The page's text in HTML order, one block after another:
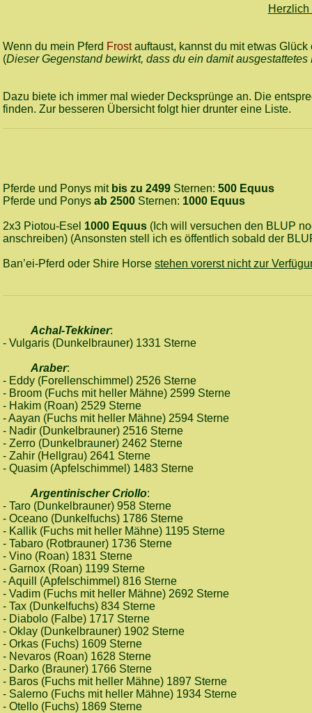
Wenn du mein Pferd Frostauftaust, kannst du mit etwas
(Dieser Gegenstand bewirkt, dass du ein damit
Dazu biete ich immer mal wieder Decksprünge an. Die
finden. Zur besseren Übersicht folgt hier drunter eine Liste.
Pferde und Ponys mit bis zu 2499 Sternen: 500 Equus
Pferde und Ponys ab 2500 Sternen: 1000 Equus
2x3 Piotou-Esel 1000 Equus (Ich will versuchen den BLUP
anschreiben) (Ansonsten stell ich es öffentlich sobald der
Ban’ei-Pferd oder Shire Horse stehen vorerst nicht zur
Achal-Tekkiner:
- Vulgaris (Dunkelbrauner) 1331 Sterne
Araber:
- Eddy (Forellenschimmel) 2526 Sterne
- Broom (Fuchs mit heller Mähne) 2599 Sterne
- Hakim (Roan) 2529 Sterne
- Aayan (Fuchs mit heller Mähne) 2594 Sterne
- Nadir (Dunkelbrauner) 2516 Sterne
- Zerro (Dunkelbrauner) 2462 Sterne
- Zahir (Hellgrau) 2641 Sterne
- Quasim (Apfelschimmel) 1483 Sterne
Argentinischer Criollo:
- Taro (Dunkelbrauner) 958 Sterne
- Oceano (Dunkelfuchs) 1786 Sterne
- Kallik (Fuchs mit heller Mähne) 1195 Sterne
- Tabaro (Rotbrauner) 1736 Sterne
- Vino (Roan) 1831 Sterne
- Garnox (Roan) 1199 Sterne
- Aquill (Apfelschimmel) 816 Sterne
- Vadim (Fuchs mit heller Mähne) 2692 Sterne
- Tax (Dunkelfuchs) 834 Sterne
- Diabolo (Falbe) 1717 Sterne
- Oklay (Dunkelbrauner) 1902 Sterne
- Orkas (Fuchs) 1609 Sterne
- Nevaros (Roan) 1628 Sterne
- Darko (Brauner) 1766 Sterne
- Baros (Fuchs mit heller Mähne) 1897 Sterne
- Salerno (Fuchs mit heller Mähne) 1934 Sterne
- Otello (Fuchs) 1869 Sterne